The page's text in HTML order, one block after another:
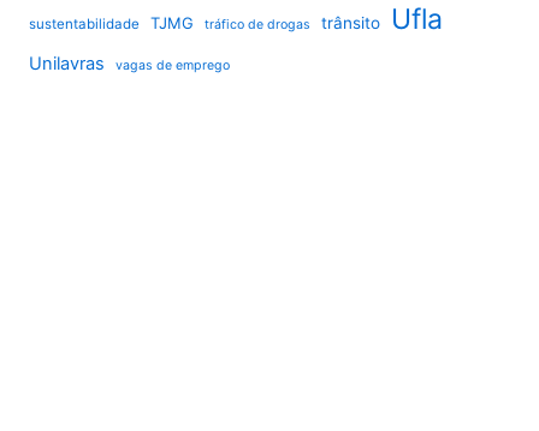
sustentabilidade TJMG tráfico de drogas trânsito Ufla
Unilavras vagas de emprego